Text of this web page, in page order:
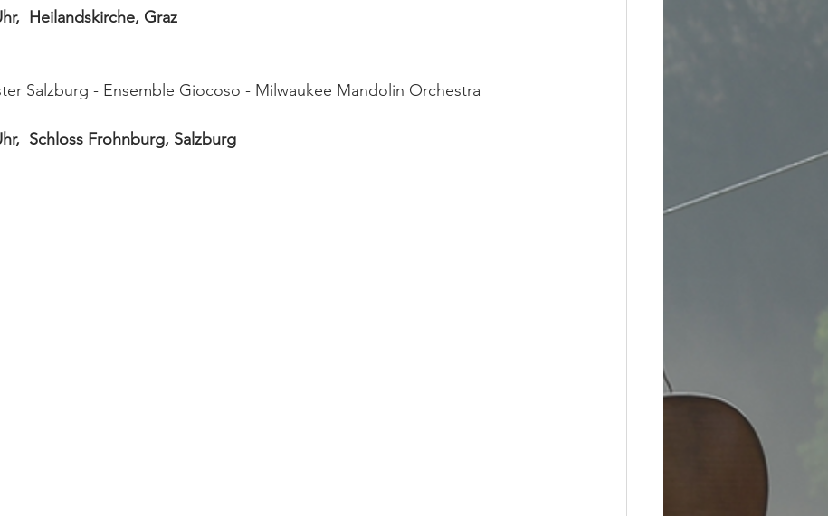
Heilandskirche, Graz
Salzburg - Ensemble Giocoso - Milwaukee Mandolin Orchestra
Schloss Frohnburg, Salzburg